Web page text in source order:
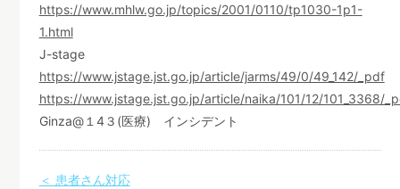
https://www.mhlw.go.jp/topics/2001/0110/tp1030-1p1-
1.html
J-stage
https://www.jstage.jst.go.jp/article/jarms/49/0/49_142/_pdf
https://www.jstage.jst.go.jp/article/naika/101/12/101_3368/
Ginza@１4３(医療) インシデント
＜ 患者さん対応